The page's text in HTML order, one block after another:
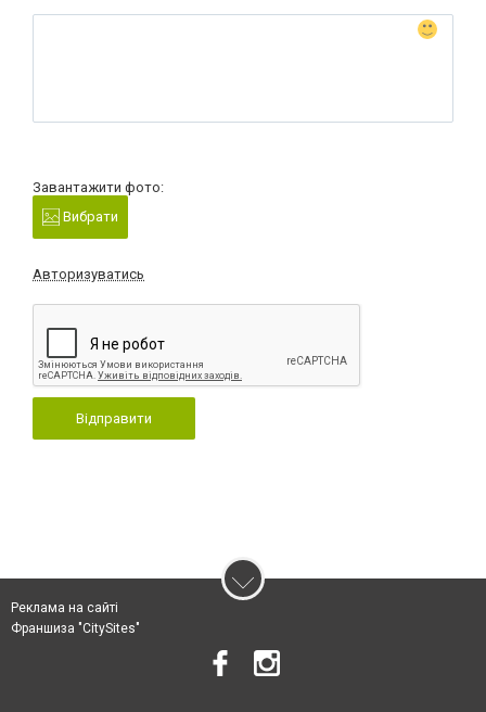
Завантажити фото:
Вибрати
Авторизуватись
Відправити
Реклама на сайті
Франшиза "CitySites"